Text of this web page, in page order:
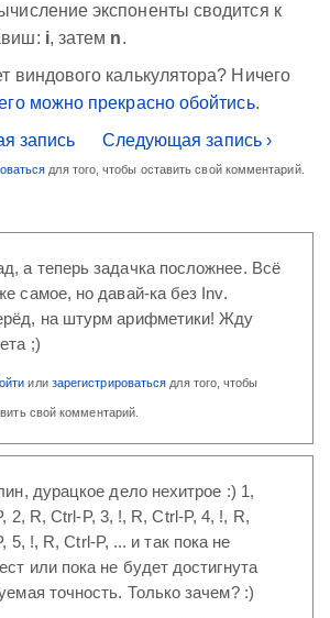
экспоненты сводится к
i, затем n.
виндового калькулятора? Ничего
можно прекрасно обойтись.
запись
Следующая запись ›
для того, чтобы оставить свой комментарий.
а теперь задачка посложнее. Всё
самое, но давай-ка без Inv.
на штурм арифметики! Жду
;)
или зарегистрироваться для того, чтобы
свой комментарий.
дурацкое дело нехитрое :) 1,
2, R, Ctrl-P, 3, !, R, Ctrl-P, 4, !, R,
5, !, R, Ctrl-P, ... и так пока не
или пока не будет достигнута
точность. Только зачем? :)